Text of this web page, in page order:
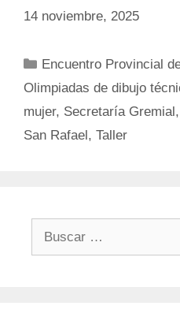
14 noviembre, 2025
Categorías
Encuentro Provincial
Olimpiadas de dibujo
mujer, Secretaría Gremial,
San Rafael, Taller